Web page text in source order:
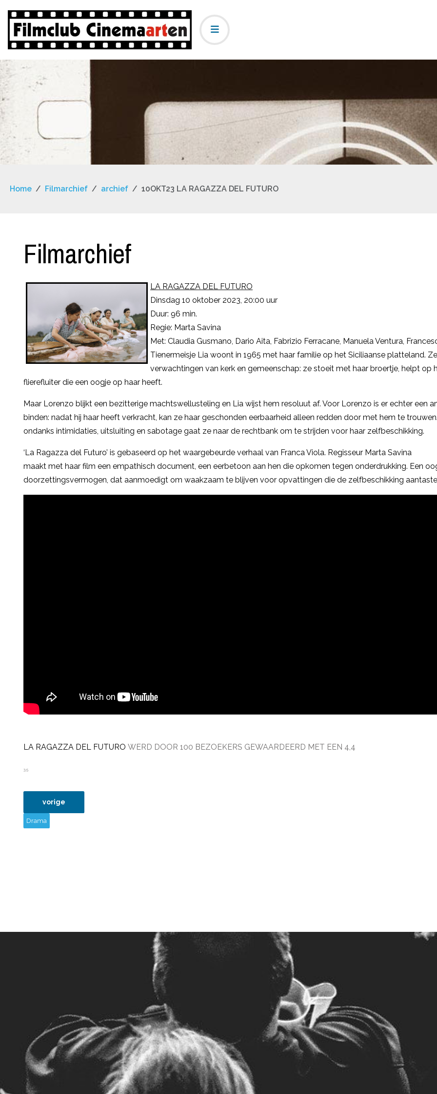
Home Filmarchief archief 10OKT23 LA RAGAZZA DEL FUTURO
Filmarchief
LA RAGAZZA DEL FUTURO
Dinsdag 10 oktober 2023, 20:00 uur
Duur: 96 min.
Regie: Marta Savina
Met: Claudia Gusmano, Dario Aita, Fabrizio Ferracane, Manuela Ventura,
Tienermeisje Lia woont in 1965 met haar familie op het Siciliaanse platteland.
verwachtingen van kerk en gemeenschap: ze stoeit met haar broertje, helpt op
flierefluiter die een oogje op haar heeft.
Maar Lorenzo blijkt een bezitterige machtswellusteling en Lia wijst hem resoluut af. Voor Lorenzo is er echter een
binden: nadat hij haar heeft verkracht, kan ze haar geschonden eerbaarheid alleen redden door met hem te
ondanks intimidaties, uitsluiting en sabotage gaat ze naar de rechtbank om te strijden voor haar zelfbeschikking.
‘La Ragazza del Futuro’ is gebaseerd op het waargebeurde verhaal van Franca Viola. Regisseur Marta Savina
maakt met haar film een empathisch document, een eerbetoon aan hen die opkomen tegen onderdrukking. Een
doorzettingsvermogen, dat aanmoedigt om waakzaam te blijven voor opvattingen die de zelfbeschikking
LA RAGAZZA DEL FUTURO WERD DOOR 100 BEZOEKERS GEWAARDEERD MET EEN 4,4
3,5
vorig artikel: 17okt23 oppenheimer
vorige
Drama